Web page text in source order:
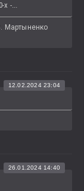
х -...
Мартыненко
12.02.2024 23:04
26.01.2024 14:40